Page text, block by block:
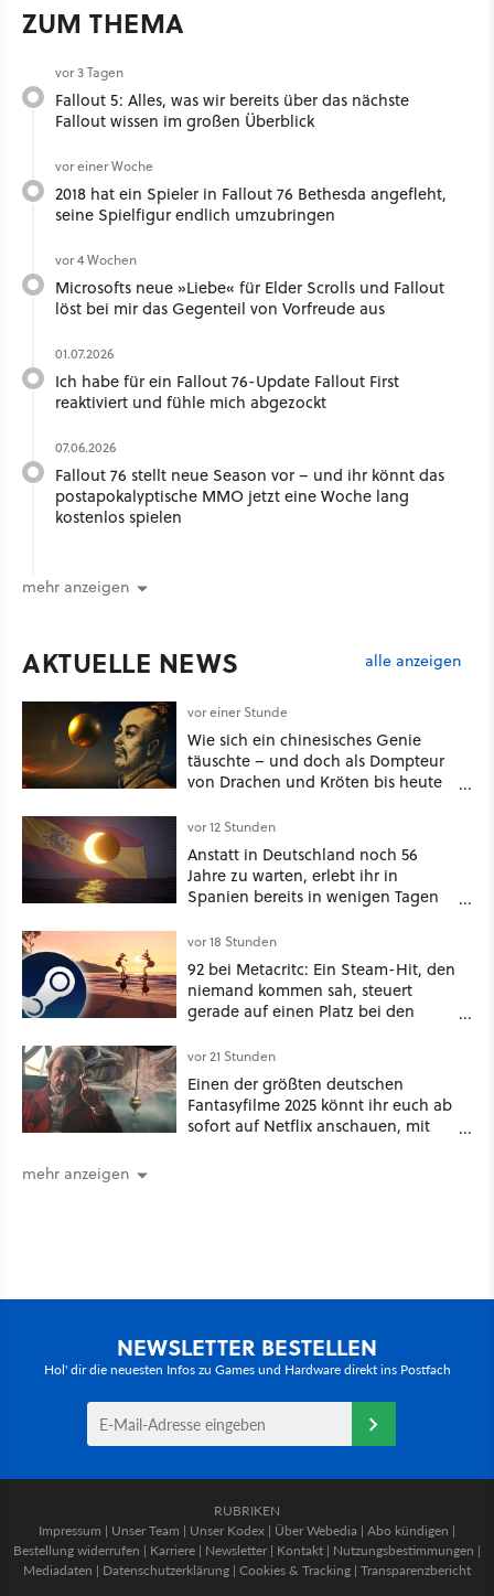
ZUM THEMA
vor 3 Tagen
Fallout 5: Alles, was wir bereits über das nächste
Fallout wissen im großen Überblick
vor einer Woche
2018 hat ein Spieler in Fallout 76 Bethesda angefleht,
seine Spielfigur endlich umzubringen
vor 4 Wochen
Microsofts neue »Liebe« für Elder Scrolls und Fallout
löst bei mir das Gegenteil von Vorfreude aus
01.07.2026
Ich habe für ein Fallout 76-Update Fallout First
reaktiviert und fühle mich abgezockt
07.06.2026
Fallout 76 stellt neue Season vor – und ihr könnt das
postapokalyptische MMO jetzt eine Woche lang
kostenlos spielen
mehr anzeigen
AKTUELLE NEWS alle anzeigen
vor einer Stunde
Wie sich ein chinesisches Genie
täuschte – und doch als Dompteur
von Drachen und Kröten bis heute
vor 12 Stunden
Anstatt in Deutschland noch 56
Jahre zu warten, erlebt ihr in
Spanien bereits in wenigen Tagen
vor 18 Stunden
92 bei Metacritc: Ein Steam-Hit, den
niemand kommen sah, steuert
gerade auf einen Platz bei den
vor 21 Stunden
Einen der größten deutschen
Fantasyfilme 2025 könnt ihr euch ab
sofort auf Netflix anschauen, mit
mehr anzeigen
NEWSLETTER BESTELLEN
Hol' dir die neuesten Infos zu Games und Hardware direkt ins Postfach
RUBRIKEN
Impressum | Unser Team | Unser Kodex | Über Webedia | Abo kündigen |
Bestellung widerrufen | Karriere | Newsletter | Kontakt | Nutzungsbestimmungen |
Mediadaten | Datenschutzerklärung | Cookies & Tracking | Transparenzbericht